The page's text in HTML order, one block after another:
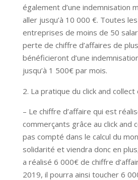
également d’une indemnisation
aller jusqu’à 10 000 €. Toutes
entreprises de moins de 50
perte de chiffre d’affaires de
bénéficieront d’une
jusqu’à 1 500€ par mois.
La pratique du click and
– Le chiffre d’affaire qui est
commerçants grâce au click and
pas compté dans le calcul du
solidarité et viendra donc en
a réalisé 6 000€ de chiffre
2019, il pourra ainsi toucher 6